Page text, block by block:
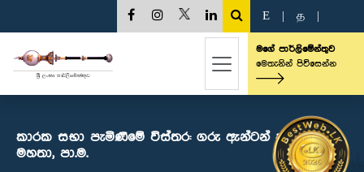
E த
මගේ පාර්ලිමේන්තුව
මෙතැනින් පිවිසෙන්න
කාරක සභා පැමිණීමේ විස්තර: ගරු ඇන්ටන් ජයකොඩි
මහතා, පා.ම.